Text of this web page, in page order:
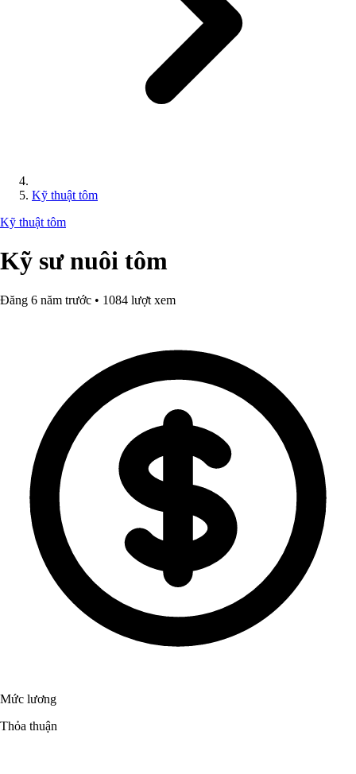
Kỹ thuật tôm
Kỹ thuật tôm
Kỹ sư nuôi tôm
Đăng 6 năm trước • 1084 lượt xem
Mức lương
Thỏa thuận